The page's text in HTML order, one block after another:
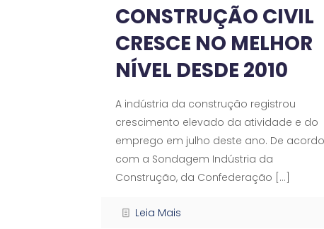
CONSTRUÇÃO CIVIL
CRESCE NO MELHOR
NÍVEL DESDE 2010
A indústria da construção registrou
crescimento elevado da atividade e do
emprego em julho deste ano. De acordo
com a Sondagem Indústria da
Construção, da Confederação […]
Leia Mais